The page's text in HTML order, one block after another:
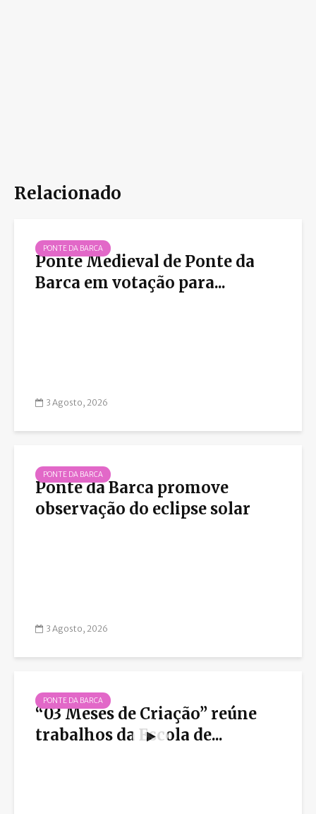
Relacionado
PONTE DA BARCA
Ponte Medieval de Ponte da
Barca em votação para...
3 Agosto, 2026
PONTE DA BARCA
Ponte da Barca promove
observação do eclipse solar
3 Agosto, 2026
PONTE DA BARCA
“03 Meses de Criação” reúne
trabalhos da Escola de...